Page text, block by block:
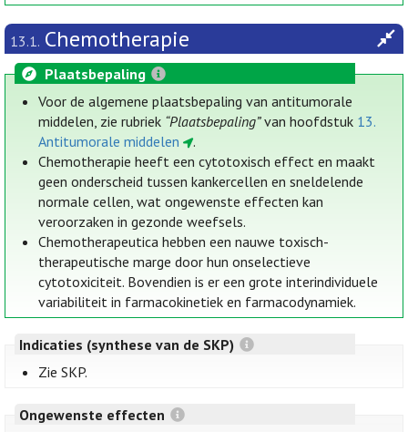
13.1. Chemotherapie
Plaatsbepaling
Voor de algemene plaatsbepaling van antitumorale
middelen, zie rubriek “Plaatsbepaling”van hoofdstuk 13.
Antitumorale middelen
.
Chemotherapie heeft een cytotoxisch effect en maakt
geen onderscheid tussen kankercellen en sneldelende
normale cellen, wat ongewenste effecten kan
veroorzaken in gezonde weefsels.
Chemotherapeutica hebben een nauwe toxisch-
therapeutische marge door hun onselectieve
cytotoxiciteit. Bovendien is er een grote interindividuele
variabiliteit in farmacokinetiek en farmacodynamiek.
Indicaties (synthese van de SKP)
Zie SKP.
Ongewenste effecten